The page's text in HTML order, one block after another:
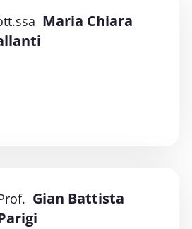
Maria Chiara
Gian Battista